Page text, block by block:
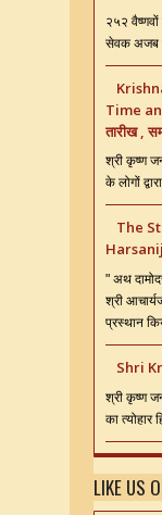
२५२
सेवक अजब
Time
तारीख ,
श्री कृष्ण
के लोगों
The
" अथ
श्री
प्रस्थान
Shri
श्री कृष्ण
का त्योहार
LIKE US